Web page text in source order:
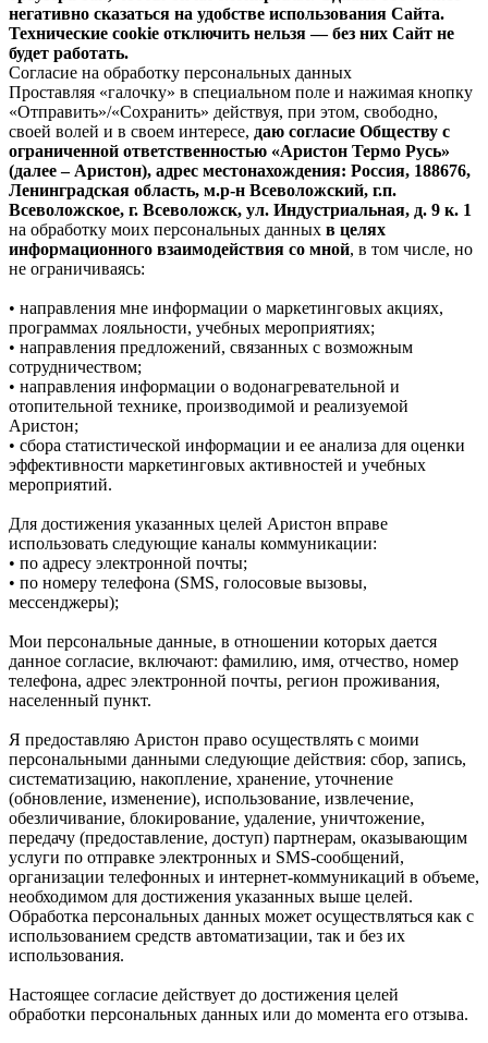
негативно сказаться на удобстве использования Сайта.
Технические cookie отключить нельзя — без них Сайт не
будет работать.
Согласие на обработку персональных данных
Проставляя «галочку» в специальном поле и нажимая кнопку
«Отправить»/«Сохранить» действуя, при этом, свободно,
своей волей и в своем интересе, даю согласие Обществу с
ограниченной ответственностью «Аристон Термо Русь»
(далее – Аристон), адрес местонахождения: Россия, 188676,
Ленинградская область, м.р-н Всеволожский, г.п.
Всеволожское, г. Всеволожск, ул. Индустриальная, д. 9 к. 1
на обработку моих персональных данных в целях
информационного взаимодействия со мной, в том числе, но
не ограничиваясь:
• направления мне информации о маркетинговых акциях,
программах лояльности, учебных мероприятиях;
• направления предложений, связанных с возможным
сотрудничеством;
• направления информации о водонагревательной и
отопительной технике, производимой и реализуемой
Аристон;
• сбора статистической информации и ее анализа для оценки
эффективности маркетинговых активностей и учебных
мероприятий.
Для достижения указанных целей Аристон вправе
использовать следующие каналы коммуникации:
• по адресу электронной почты;
• по номеру телефона (SMS, голосовые вызовы,
мессенджеры);
Мои персональные данные, в отношении которых дается
данное согласие, включают: фамилию, имя, отчество, номер
телефона, адрес электронной почты, регион проживания,
населенный пункт.
Я предоставляю Аристон право осуществлять с моими
персональными данными следующие действия: сбор, запись,
систематизацию, накопление, хранение, уточнение
(обновление, изменение), использование, извлечение,
обезличивание, блокирование, удаление, уничтожение,
передачу (предоставление, доступ) партнерам, оказывающим
услуги по отправке электронных и SMS‑сообщений,
организации телефонных и интернет‑коммуникаций в объеме,
необходимом для достижения указанных выше целей.
Обработка персональных данных может осуществляться как с
использованием средств автоматизации, так и без их
использования.
Настоящее согласие действует до достижения целей
обработки персональных данных или до момента его отзыва.